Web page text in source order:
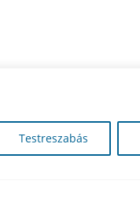
Testreszabás